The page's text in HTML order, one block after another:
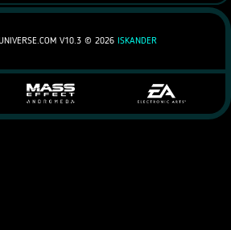
V10.3 © 2026 ISKANDER